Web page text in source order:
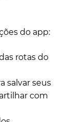
do app:
rotas do
salvar seus
com